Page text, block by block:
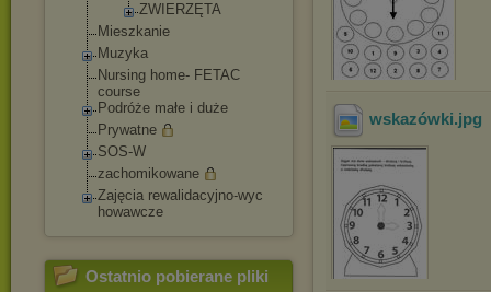
ZWIERZĘTA
Mieszkanie
Muzyka
Nursing home- FETAC
course
Podróże małe i duże
Prywatne
SOS-W
zachomikowane
Zajęcia rewalidacyjno-wyc
howawcze
Ostatnio pobierane pliki
wskazówki.jpg